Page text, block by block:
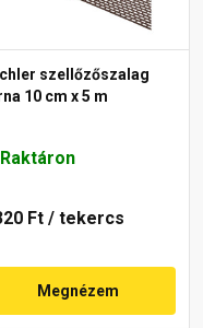
szellőzőszalag
10 cm x 5 m
Raktáron
Ft / tekercs
Megnézem